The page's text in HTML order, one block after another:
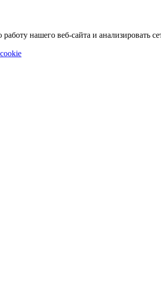
нашего веб-сайта и анализировать